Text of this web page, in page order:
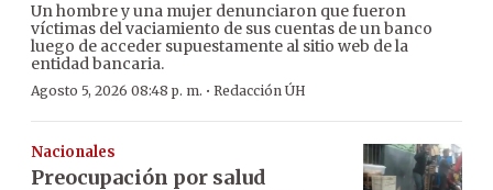
Un hombre y una mujer denunciaron que fueron
víctimas del vaciamiento de sus cuentas de un banco
luego de acceder supuestamente al sitio web de la
entidad bancaria.
Agosto 5, 2026 08:48 p. m. · Redacción ÚH
Nacionales
Preocupación por salud